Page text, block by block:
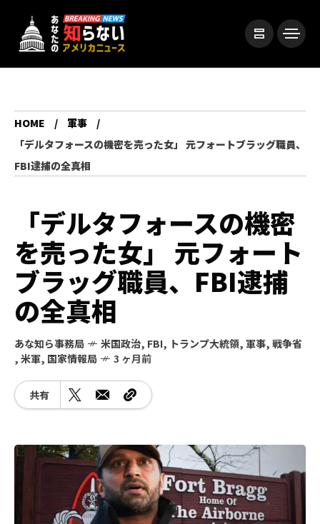
HOME
軍事
「デルタフォースの機密を売った女」 元フォートブラッグ職員、
FBI逮捕の全真相
「デルタフォースの機密
を売った女」 元フォート
ブラッグ職員、FBI逮捕
の全真相
あな知ら事務局 米国政治, FBI, トランプ大統領, 軍事, 戦争省
, 米軍, 国家情報局 3 ヶ月前
共有